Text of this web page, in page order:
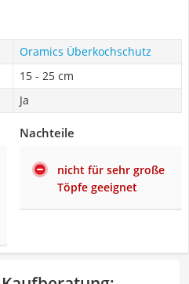
Oramics Überkochschutz
15 - 25 cm
Ja
Nachteile
nicht für sehr große
Töpfe geeignet